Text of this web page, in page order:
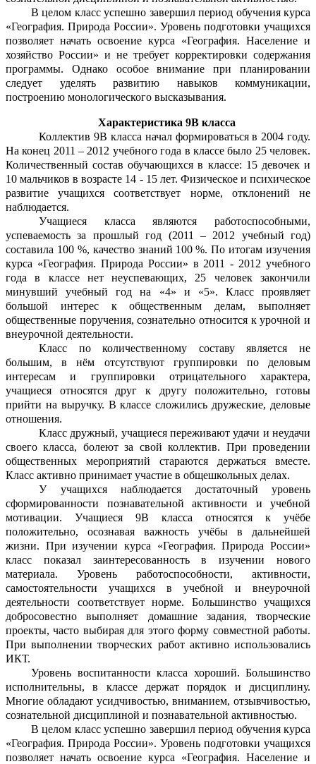
В целом класс успешно завершил период обучения курса
«География. Природа России». Уровень подготовки учащихся
позволяет начать освоение курса «География. Население и
хозяйство России» и не требует корректировки содержания
программы. Однако особое внимание при планировании
следует уделять развитию навыков коммуникации,
построению монологического высказывания.
Характеристика 9В класса
Коллектив 9В класса начал формироваться в 2004 году.
На конец 2011 – 2012 учебного года в классе было 25 человек.
Количественный состав обучающихся в классе: 15 девочек и
10 мальчиков в возрасте 14 - 15 лет. Физическое и психическое
развитие учащихся соответствует норме, отклонений не
наблюдается.
Учащиеся класса являются работоспособными,
успеваемость за прошлый год (2011 – 2012 учебный год)
составила 100 %, качество знаний 100 %. По итогам изучения
курса «География. Природа России» в 2011 - 2012 учебного
года в классе нет неуспевающих, 25 человек закончили
минувший учебный год на «4» и «5». Класс проявляет
большой интерес к общественным делам, выполняет
общественные поручения, сознательно относится к урочной и
внеурочной деятельности.
Класс по количественному составу является не
большим, в нём отсутствуют группировки по деловым
интересам и группировки отрицательного характера,
учащиеся относятся друг к другу положительно, готовы
прийти на выручку. В классе сложились дружеские, деловые
отношения.
Класс дружный, учащиеся переживают удачи и неудачи
своего класса, болеют за свой коллектив. При проведении
общественных мероприятий стараются держаться вместе.
Класс активно принимает участие в общешкольных делах.
У учащихся наблюдается достаточный уровень
сформированности познавательной активности и учебной
мотивации. Учащиеся 9В класса относятся к учёбе
положительно, осознавая важность учёбы в дальнейшей
жизни. При изучении курса «География. Природа России»
класс показал заинтересованность в изучении нового
материала. Уровень работоспособности, активности,
самостоятельности учащихся в учебной и внеурочной
деятельности соответствует норме. Большинство учащихся
добросовестно выполняет домашние задания, творческие
проекты, часто выбирая для этого форму совместной работы.
При выполнении творческих работ активно использовались
ИКТ.
Уровень воспитанности класса хороший. Большинство
исполнительны, в классе держат порядок и дисциплину.
Многие обладают усидчивостью, вниманием, отзывчивостью,
сознательной дисциплиной и познавательной активностью.
В целом класс успешно завершил период обучения курса
«География. Природа России». Уровень подготовки учащихся
позволяет начать освоение курса «География. Население и